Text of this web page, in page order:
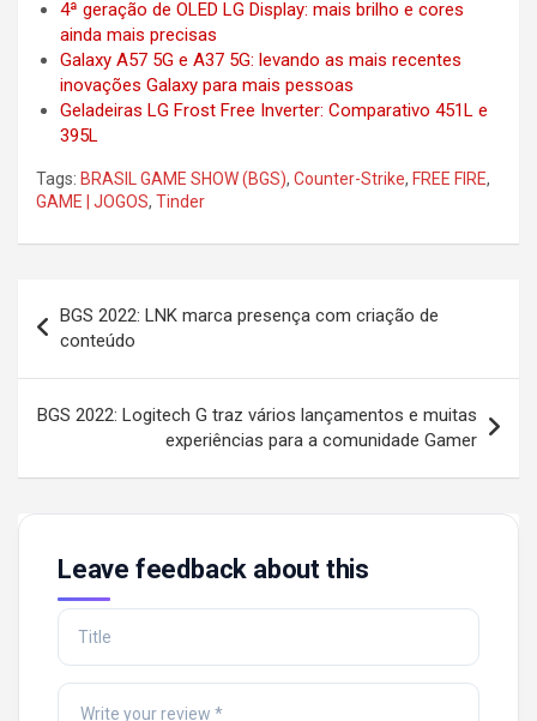
4ª geração de OLED LG Display: mais brilho e cores
ainda mais precisas
Galaxy A57 5G e A37 5G: levando as mais recentes
inovações Galaxy para mais pessoas
Geladeiras LG Frost Free Inverter: Comparativo 451L e
395L
Tags: BRASIL GAME SHOW (BGS), Counter-Strike, FREE FIRE,
GAME | JOGOS, Tinder
navigation
BGS 2022: LNK marca presença com criação de
conteúdo
BGS 2022: Logitech G traz vários lançamentos e muitas
experiências para a comunidade Gamer
Leave feedback about this